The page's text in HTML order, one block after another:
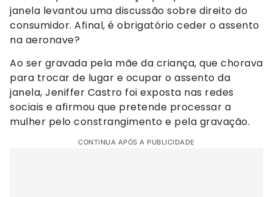
janela levantou uma discussão sobre direito do
consumidor. Afinal, é obrigatório ceder o assento
na aeronave?
Ao ser gravada pela mãe da criança, que chorava
para trocar de lugar e ocupar o assento da
janela, Jeniffer Castro foi exposta nas redes
sociais e afirmou que pretende processar a
mulher pelo constrangimento e pela gravação.
CONTINUA APÓS A PUBLICIDADE